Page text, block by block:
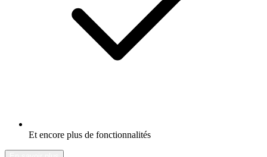
Et encore plus de fonctionnalités